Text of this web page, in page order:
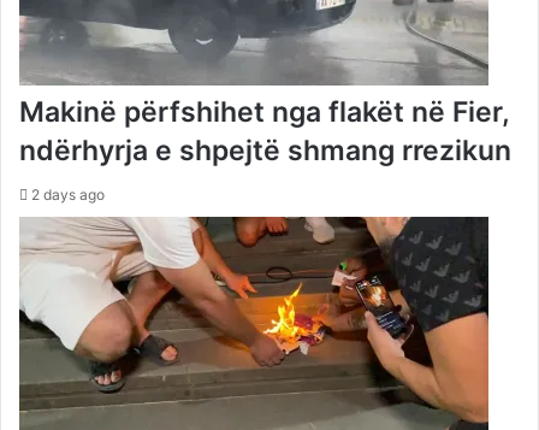
Makinë përfshihet nga flakët në Fier,
ndërhyrja e shpejtë shmang rrezikun
2 days ago